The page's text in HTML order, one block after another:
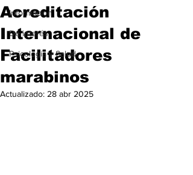
Información
De interés
Psicología y Salud
Acreditación
Internacional de
Facilitadores
marabinos
Actualizado: 28 abr 2025